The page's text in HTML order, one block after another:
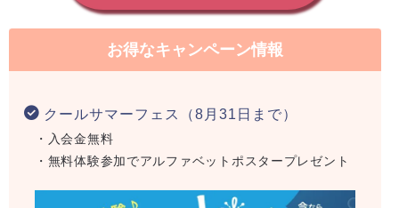
お得なキャンペーン情報
クールサマーフェス（8月31日まで）
・入会金無料
・無料体験参加でアルファベットポスタープレゼント